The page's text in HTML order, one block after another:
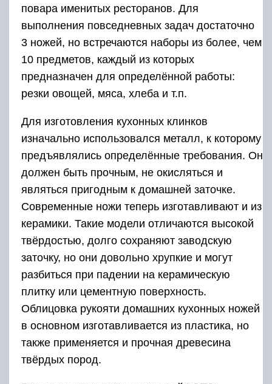
повара именитых ресторанов. Для
выполнения повседневных задач достаточно
3 ножей, но встречаются наборы из более, чем
10 предметов, каждый из которых
предназначен для определённой работы:
резки овощей, мяса, хлеба и т.п.
Для изготовления кухонных клинков
изначально использовался металл, к которому
предъявлялись определённые требования. Он
должен быть прочным, не окисляться и
являться пригодным к домашней заточке.
Современные ножи теперь изготавливают и из
керамики. Такие модели отличаются высокой
твёрдостью, долго сохраняют заводскую
заточку, но они довольно хрупкие и могут
разбиться при падении на керамическую
плитку или цементную поверхность.
Облицовка рукояти домашних кухонных ножей
в основном изготавливается из пластика, но
также применяется и прочная древесина
твёрдых пород.